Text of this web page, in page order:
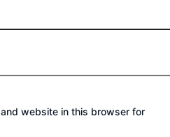
website in this browser for